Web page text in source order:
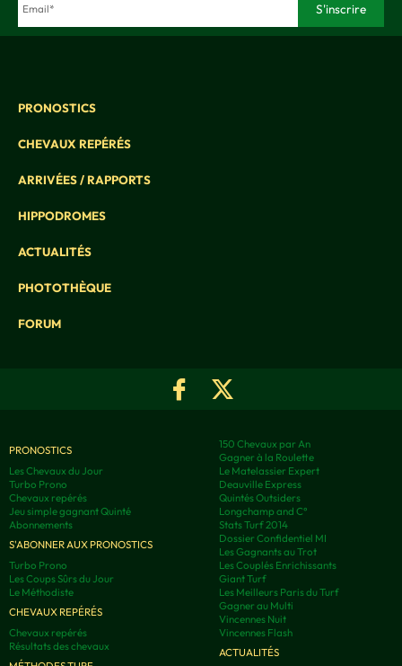
PRONOSTICS
CHEVAUX REPÉRÉS
ARRIVÉES / RAPPORTS
HIPPODROMES
ACTUALITÉS
PHOTOTHÈQUE
FORUM
PRONOSTICS
Les Chevaux du Jour
Turbo Prono
Chevaux repérés
Jeu simple gagnant Quinté
Abonnements
S'ABONNER AUX PRONOSTICS
Turbo Prono
Les Coups Sûrs du Jour
Le Méthodiste
CHEVAUX REPÉRÉS
Chevaux repérés
Résultats des chevaux
150 Chevaux par An
Gagner à la Roulette
Le Matelassier Expert
Deauville Express
Quintés Outsiders
Longchamp and C°
Stats Turf 2014
Dossier Confidentiel MI
Les Gagnants au Trot
Les Couplés Enrichissants
Giant Turf
Les Meilleurs Paris du Turf
Gagner au Multi
Vincennes Nuit
Vincennes Flash
ACTUALITÉS